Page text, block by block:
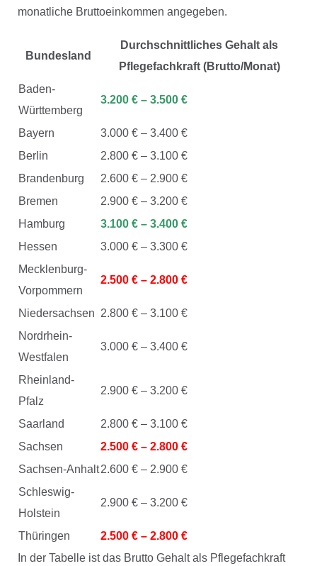
monatliche Bruttoeinkommen angegeben.
Bundesland
Durchschnittliches Gehalt als
Pflegefachkraft (Brutto/Monat)
Baden-
Württemberg
3.200 € – 3.500 €
Bayern
3.000 € – 3.400 €
Berlin
2.800 € – 3.100 €
Brandenburg
2.600 € – 2.900 €
Bremen
2.900 € – 3.200 €
Hamburg
3.100 € – 3.400 €
Hessen
3.000 € – 3.300 €
Mecklenburg-
Vorpommern
2.500 € – 2.800 €
Niedersachsen 2.800 € – 3.100 €
Nordrhein-
Westfalen
3.000 € – 3.400 €
Rheinland-
Pfalz
2.900 € – 3.200 €
Saarland
2.800 € – 3.100 €
Sachsen
2.500 € – 2.800 €
Sachsen-Anhalt2.600 € – 2.900 €
Schleswig-
Holstein
2.900 € – 3.200 €
Thüringen
2.500 € – 2.800 €
In der Tabelle ist das Brutto Gehalt als Pflegefachkraft